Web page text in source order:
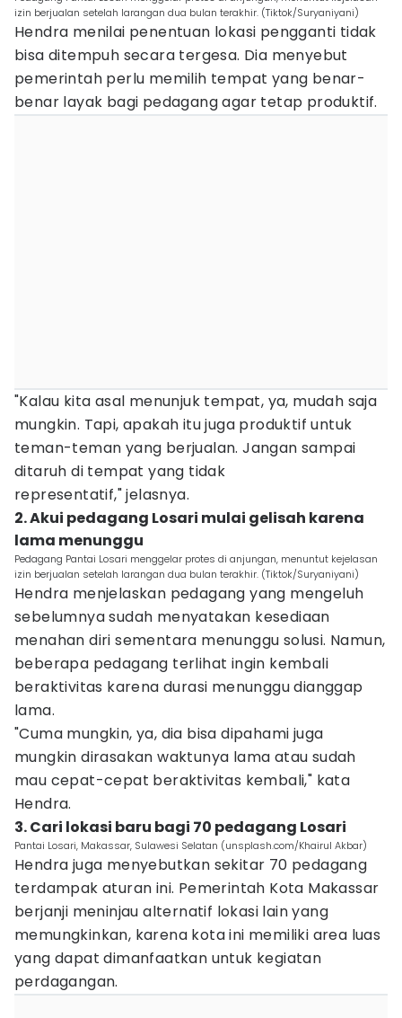
izin berjualan setelah larangan dua bulan terakhir. (Tiktok/Suryaniyani)
Hendra menilai penentuan lokasi pengganti tidak
bisa ditempuh secara tergesa. Dia menyebut
pemerintah perlu memilih tempat yang benar-
benar layak bagi pedagang agar tetap produktif.
"Kalau kita asal menunjuk tempat, ya, mudah saja
mungkin. Tapi, apakah itu juga produktif untuk
teman-teman yang berjualan. Jangan sampai
ditaruh di tempat yang tidak
representatif," jelasnya.
2. Akui pedagang Losari mulai gelisah karena
lama menunggu
Pedagang Pantai Losari menggelar protes di anjungan, menuntut kejelasan
izin berjualan setelah larangan dua bulan terakhir. (Tiktok/Suryaniyani)
Hendra menjelaskan pedagang yang mengeluh
sebelumnya sudah menyatakan kesediaan
menahan diri sementara menunggu solusi. Namun,
beberapa pedagang terlihat ingin kembali
beraktivitas karena durasi menunggu dianggap
lama.
"Cuma mungkin, ya, dia bisa dipahami juga
mungkin dirasakan waktunya lama atau sudah
mau cepat-cepat beraktivitas kembali," kata
Hendra.
3. Cari lokasi baru bagi 70 pedagang Losari
Pantai Losari, Makassar, Sulawesi Selatan (unsplash.com/Khairul Akbar)
Hendra juga menyebutkan sekitar 70 pedagang
terdampak aturan ini. Pemerintah Kota Makassar
berjanji meninjau alternatif lokasi lain yang
memungkinkan, karena kota ini memiliki area luas
yang dapat dimanfaatkan untuk kegiatan
perdagangan.